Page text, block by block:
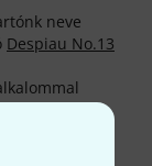
neve
Despiau No.13
a voksukat.